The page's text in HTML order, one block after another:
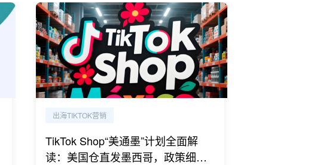
出海TIKTOK营销
TikTok Shop“美通墨”计划全面解
读：美国仓直发墨西哥，政策细则